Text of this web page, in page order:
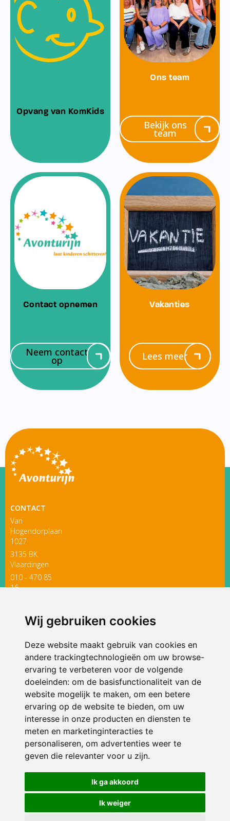
Wij gebruiken cookies
Deze website maakt gebruik van cookies en
andere trackingtechnologieën om uw browse-
ervaring te verbeteren voor de volgende
doeleinden: om de basisfunctionaliteit van de
website mogelijk te maken, om een betere
ervaring op de website te bieden, om uw
interesse in onze producten en diensten te
meten en marketinginteracties te
personaliseren, om advertenties weer te
geven die relevanter voor u zijn.
Ik ga akkoord
Ik weiger
Opvang van KomKids
Ons team
Bekijk ons
team
Contact opnemen
Neem contact
op
Vakanties
Lees meer
CONTACT
Van
Hogendorplaan
1027
3135 BK
Vlaardingen
010 - 470 85
16
ONDERDEEL VAN
© 2026 Avonturijn | Alle rechten voorbehouden
Privacy policy|Disclaimer| Klachtenregeling|RSIN en Anbi
voorkeuren
Crealisatie The MindOffice